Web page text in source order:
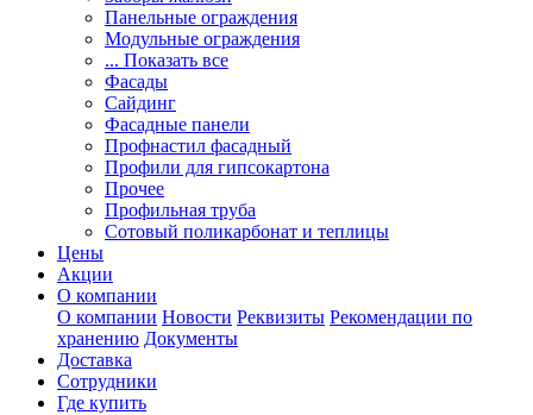
Панельные ограждения
Модульные ограждения
... Показать все
Фасады
Сайдинг
Фасадные панели
Профнастил фасадный
Профили для гипсокартона
Прочее
Профильная труба
Сотовый поликарбонат и теплицы
Цены
Акции
О компании
О компании Новости Реквизиты Рекомендации по
хранению Документы
Доставка
Сотрудники
Где купить